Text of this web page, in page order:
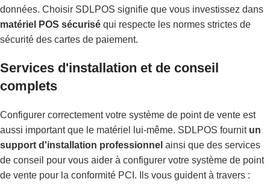
données. Choisir SDLPOS signifie que vous investissez dans
matériel POS sécurisé qui respecte les normes strictes de
sécurité des cartes de paiement.
Services d'installation et de conseil
complets
Configurer correctement votre système de point de vente est
aussi important que le matériel lui-même. SDLPOS fournit un
support d'installation professionnel ainsi que des services
de conseil pour vous aider à configurer votre système de point
de vente pour la conformité PCI. Ils vous guident à travers :